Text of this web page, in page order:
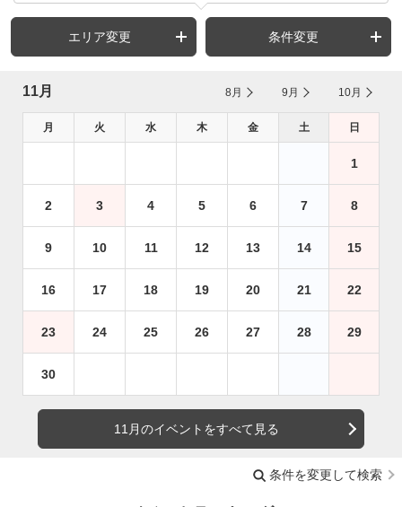
エリア変更 条件変更
11月 8月 9月 10月
月 火 水 木 金 土 日
1
2 3 4 5 6 7 8
9 10 11 12 13 14 15
16 17 18 19 20 21 22
23 24 25 26 27 28 29
30
11月のイベントをすべて見る
条件を変更して検索